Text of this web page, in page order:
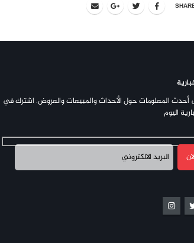
المعلومات حول الأحداث والمبيعات والعروض. اشترك في
اليوم